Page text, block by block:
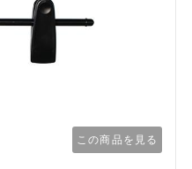
この商品を見る